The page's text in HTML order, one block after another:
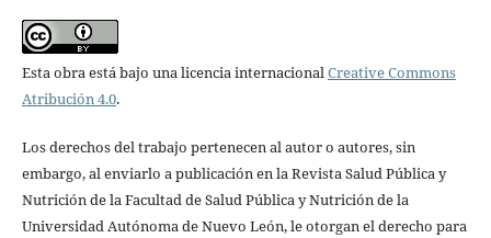
Esta obra está bajo una licencia internacionalCreative Commons
Atribución 4.0.
Los derechos del trabajo pertenecen al autor o autores, sin
embargo, al enviarlo a publicación en la Revista Salud Pública y
Nutrición de la Facultad de Salud Pública y Nutrición de la
Universidad Autónoma de Nuevo León, le otorgan el derecho para